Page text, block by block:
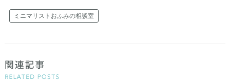
ミニマリストおふみの相談室